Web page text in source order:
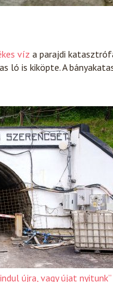
víz a parajdi
ló is kiköpte. A
újra, vagy újat nyitunk”